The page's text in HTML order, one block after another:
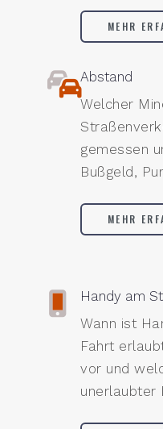
MEHR
Abstand
Welcher
gemessen
Bußgeld,
MEHR
Handy am
Wann ist
Fahrt
vor und
unerlaubter